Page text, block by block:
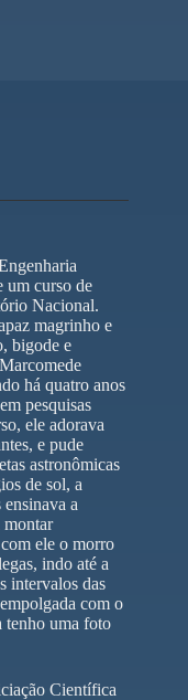
um curso de
Nacional.
magrinho e
bigode e
há quatro anos
pesquisas
ele adorava
e pude
astronômicas
de sol, a
a
montar
ele o morro
indo até a
intervalos das
com o
tenho uma foto
Científica